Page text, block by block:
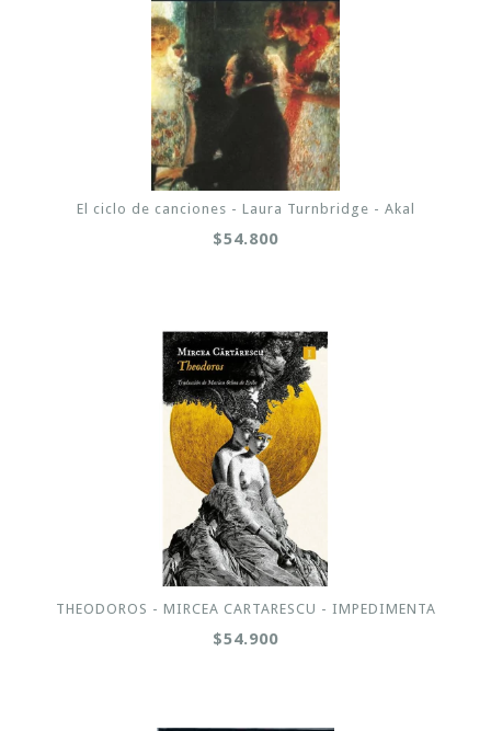
El ciclo de canciones - Laura Turnbridge - Akal
$54.800
THEODOROS - MIRCEA CARTARESCU - IMPEDIMENTA
$54.900